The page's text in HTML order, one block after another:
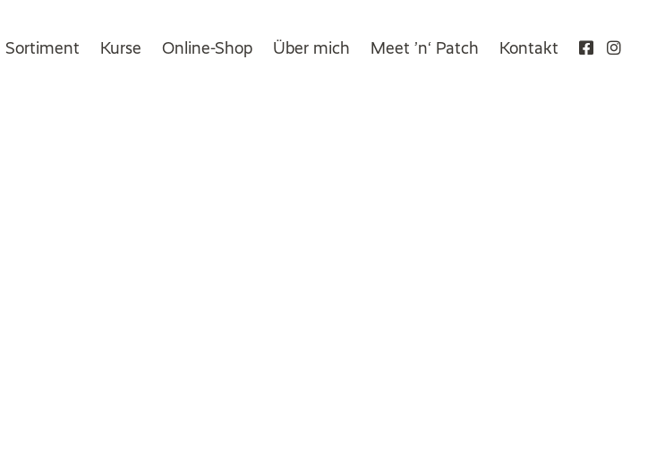
Sortiment Kurse Online-Shop Über mich Meet ’n‘ Patch Kontakt